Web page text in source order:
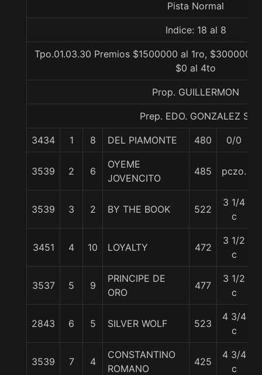
Pista Normal
Indice: 18 al 8
Tpo.01.03.30 Premios $1500000 al 1ro, $300000
$0 al 4to
Prop. GUILLERMON
Prep. EDO. GONZALEZ S.
3434 1 8 DEL PIAMONTE 480 0/0
3539 2 6
OYEME
JOVENCITO
485 pczo.
3539 3 2 BY THE BOOK 522
3 1/4
c
3451 4 10 LOYALTY 472
3 1/2
c
3537 5 9
PRINCIPE DE
ORO
477
3 1/2
c
2843 6 5 SILVER WOLF 523
4 3/4
c
3539 7 4
CONSTANTINO
ROMANO
425
4 3/4
c